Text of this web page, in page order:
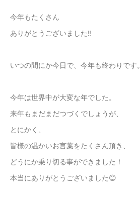
今年もたくさん
ありがとうございました‼️
いつの間にか今日で、今年も終わりです。
今年は世界中が大変な年でした。
来年もまだまだつづくでしょうが、
とにかく、
皆様の温かいお言葉をたくさん頂き、
どうにか乗り切る事ができました！
本当にありがとうございました😊